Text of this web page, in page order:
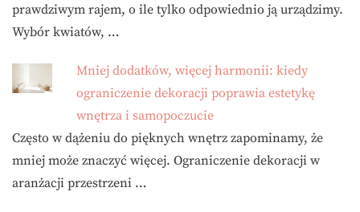
prawdziwym rajem, o ile tylko odpowiednio ją urządzimy.
Wybór kwiatów, …
Mniej dodatków, więcej harmonii: kiedy
ograniczenie dekoracji poprawia estetykę
wnętrza i samopoczucie
Często w dążeniu do pięknych wnętrz zapominamy, że
mniej może znaczyć więcej. Ograniczenie dekoracji w
aranżacji przestrzeni …